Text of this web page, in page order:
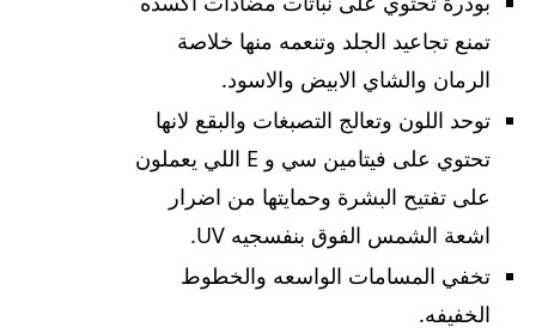
تمنع تجاعيد الجلد وتنعمه منها خلاصة
الرمان والشاي الابيض والاسود.
توحد اللون وتعالج التصبغات والبقع لانها
تحتوي على فيتامين سي و E اللي يعملون
على تفتيح البشرة وحمايتها من اضرار
اشعة الشمس الفوق بنفسجيه UV.
تخفي المسامات الواسعه والخطوط
الخفيفه.